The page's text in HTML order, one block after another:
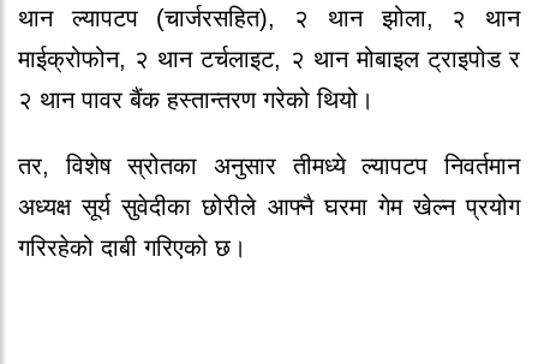
थान ल्यापटप (चार्जरसहित), २ थान झोला, २ थान
माईक्रोफोन, २ थान टर्चलाइट, २ थान मोबाइल ट्राइपोड र
२ थान पावर बैंक हस्तान्तरण गरेको थियो।
तर, विशेष स्रोतका अनुसार तीमध्ये ल्यापटप निवर्तमान
अध्यक्ष सूर्य सुवेदीका छोरीले आफ्नै घरमा गेम खेल्न प्रयोग
गरिरहेको दाबी गरिएको छ।